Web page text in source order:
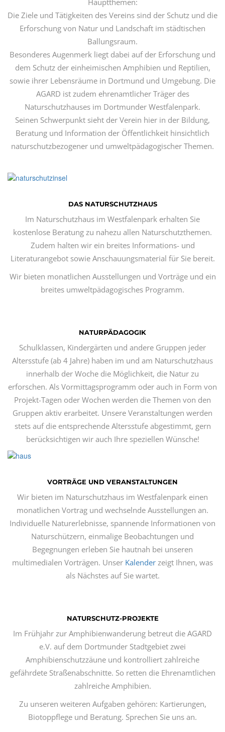
Hauptthemen:
Die Ziele und Tätigkeiten des Vereins sind der Schutz und die
Erforschung von Natur und Landschaft im städtischen
Ballungsraum.
Besonderes Augenmerk liegt dabei auf der Erforschung und
dem Schutz der einheimischen Amphibien und Reptilien,
sowie ihrer Lebensräume in Dortmund und Umgebung. Die
AGARD ist zudem ehrenamtlicher Träger des
Naturschutzhauses im Dortmunder Westfalenpark.
Seinen Schwerpunkt sieht der Verein hier in der Bildung,
Beratung und Information der Öffentlichkeit hinsichtlich
naturschutzbezogener und umweltpädagogischer Themen.
DAS NATURSCHUTZHAUS
Im Naturschutzhaus im Westfalenpark erhalten Sie
kostenlose Beratung zu nahezu allen Naturschutzthemen.
Zudem halten wir ein breites Informations- und
Literaturangebot sowie Anschauungsmaterial für Sie bereit.
Wir bieten monatlichen Ausstellungen und Vorträge und ein
breites umweltpädagogisches Programm.
NATURPÄDAGOGIK
Schulklassen, Kindergärten und andere Gruppen jeder
Altersstufe (ab 4 Jahre) haben im und am Naturschutzhaus
innerhalb der Woche die Möglichkeit, die Natur zu
erforschen. Als Vormittagsprogramm oder auch in Form von
Projekt-Tagen oder Wochen werden die Themen von den
Gruppen aktiv erarbeitet. Unsere Veranstaltungen werden
stets auf die entsprechende Altersstufe abgestimmt, gern
berücksichtigen wir auch Ihre speziellen Wünsche!
VORTRÄGE UND VERANSTALTUNGEN
Wir bieten im Naturschutzhaus im Westfalenpark einen
monatlichen Vortrag und wechselnde Ausstellungen an.
Individuelle Naturerlebnisse, spannende Informationen von
Naturschützern, einmalige Beobachtungen und
Begegnungen erleben Sie hautnah bei unseren
multimedialen Vorträgen. Unser Kalender zeigt Ihnen, was
als Nächstes auf Sie wartet.
NATURSCHUTZ-PROJEKTE
Im Frühjahr zur Amphibienwanderung betreut die AGARD
e.V. auf dem Dortmunder Stadtgebiet zwei
Amphibienschutzzäune und kontrolliert zahlreiche
gefährdete Straßenabschnitte. So retten die Ehrenamtlichen
zahlreiche Amphibien.
Zu unseren weiteren Aufgaben gehören: Kartierungen,
Biotoppflege und Beratung. Sprechen Sie uns an.